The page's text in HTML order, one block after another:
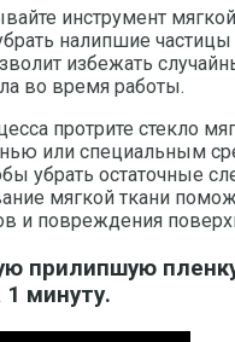
инструмент
налипшие частицы
избежать
во время работы.
протрите стекло
или специальным
убрать остаточные
мягкой ткани
и повреждения
прилипшую
1 минуту.